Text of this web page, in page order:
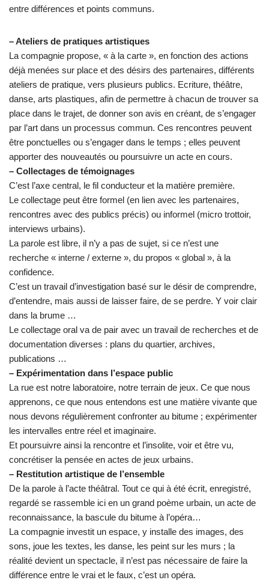
entre différences et points communs.
– Ateliers de pratiques artistiques
La compagnie propose, « à la carte », en fonction des actions
déjà menées sur place et des désirs des partenaires, différents
ateliers de pratique, vers plusieurs publics. Ecriture, théâtre,
danse, arts plastiques, afin de permettre à chacun de trouver sa
place dans le trajet, de donner son avis en créant, de s’engager
par l’art dans un processus commun. Ces rencontres peuvent
être ponctuelles ou s’engager dans le temps ; elles peuvent
apporter des nouveautés ou poursuivre un acte en cours.
– Collectages de témoignages
C’est l’axe central, le fil conducteur et la matière première.
Le collectage peut être formel (en lien avec les partenaires,
rencontres avec des publics précis) ou informel (micro trottoir,
interviews urbains).
La parole est libre, il n’y a pas de sujet, si ce n’est une
recherche « interne / externe », du propos « global », à la
confidence.
C’est un travail d’investigation basé sur le désir de comprendre,
d’entendre, mais aussi de laisser faire, de se perdre. Y voir clair
dans la brume …
Le collectage oral va de pair avec un travail de recherches et de
documentation diverses : plans du quartier, archives,
publications …
– Expérimentation dans l’espace public
La rue est notre laboratoire, notre terrain de jeux. Ce que nous
apprenons, ce que nous entendons est une matière vivante que
nous devons régulièrement confronter au bitume ; expérimenter
les intervalles entre réel et imaginaire.
Et poursuivre ainsi la rencontre et l’insolite, voir et être vu,
concrétiser la pensée en actes de jeux urbains.
– Restitution artistique de l’ensemble
De la parole à l’acte théâtral. Tout ce qui à été écrit, enregistré,
regardé se rassemble ici en un grand poème urbain, un acte de
reconnaissance, la bascule du bitume à l’opéra…
La compagnie investit un espace, y installe des images, des
sons, joue les textes, les danse, les peint sur les murs ; la
réalité devient un spectacle, il n’est pas nécessaire de faire la
différence entre le vrai et le faux, c’est un opéra.